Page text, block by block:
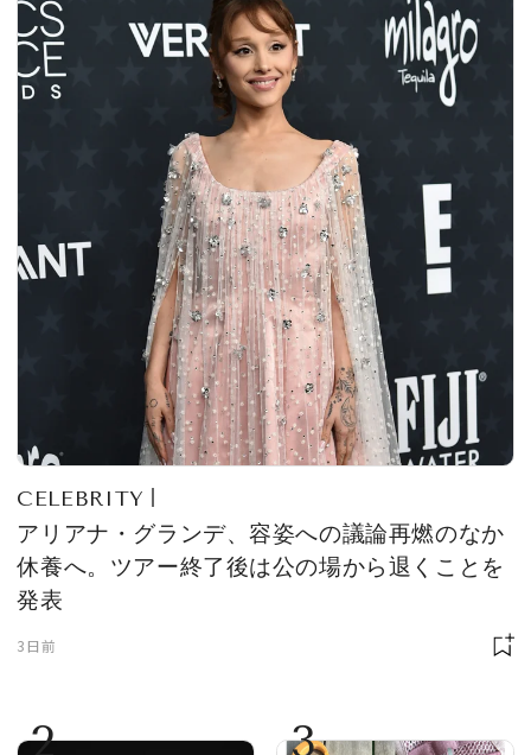
CELEBRITY
アリアナ・グランデ、容姿への議論再燃のなか
休養へ。ツアー終了後は公の場から退くことを
発表
3日前
2 3